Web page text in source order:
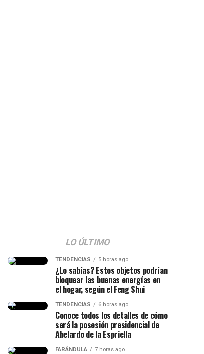
LO ÚLTIMO
TENDENCIAS 5 horas ago
¿Lo sabías? Estos objetos podrían
bloquear las buenas energías en
el hogar, según el Feng Shui
TENDENCIAS 6 horas ago
Conoce todos los detalles de cómo
será la posesión presidencial de
Abelardo de la Espriella
FARÁNDULA 7 horas ago